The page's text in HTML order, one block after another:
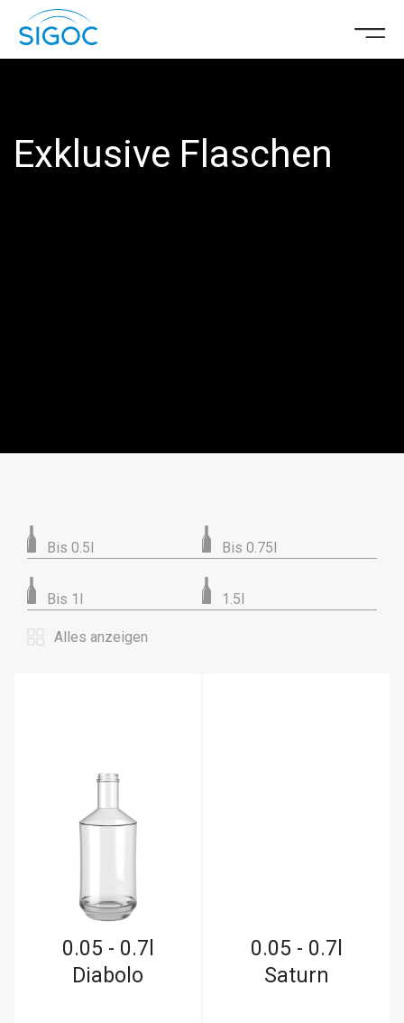
Exklusive Flaschen
Bis 0.5l Bis 0.75l
Bis 1l 1.5l
Alles anzeigen
0.05 - 0.7l
Diabolo
0.05 - 0.7l
Saturn